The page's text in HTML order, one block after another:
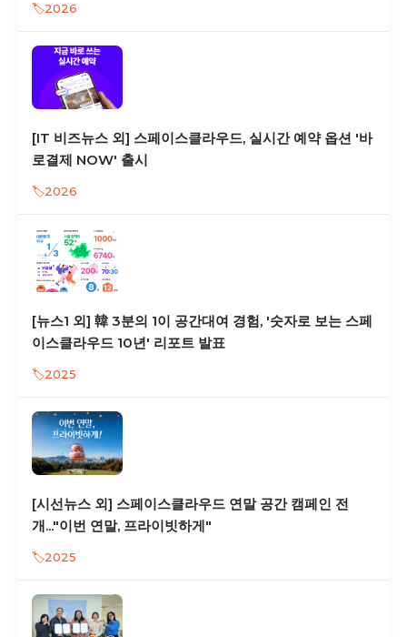
2026
[IT 비즈뉴스 외] 스페이스클라우드, 실시간 예약 옵션 '바
로결제 NOW' 출시
2026
[뉴스1 외] 韓 3분의 1이 공간대여 경험, '숫자로 보는 스페
이스클라우드 10년' 리포트 발표
2025
[시선뉴스 외] 스페이스클라우드 연말 공간 캠페인 전
개..."이번 연말, 프라이빗하게"
2025